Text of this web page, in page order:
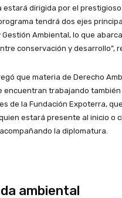
estará dirigida por el
tendrá dos ejes
Gestión Ambiental, lo que
conservación y desarrollo”,
que materia de Derecho
encuentran trabajando
de la Fundación Expoterra,
estará presente al inicio o
la diplomatura.
ambiental